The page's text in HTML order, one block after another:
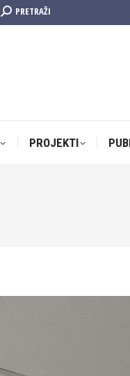
Search:PRETRAŽI
PROJEKTI
PROJEKTI